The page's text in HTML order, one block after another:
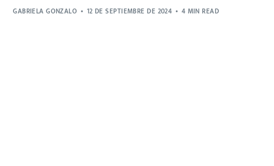
GABRIELA GONZALO 12 DE SEPTIEMBRE DE 2024 4 MIN READ